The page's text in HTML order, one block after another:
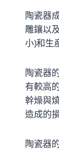
陶瓷器
雕鑲以
小)和生
陶瓷器
有較高
幹燥與
造成的
陶瓷器